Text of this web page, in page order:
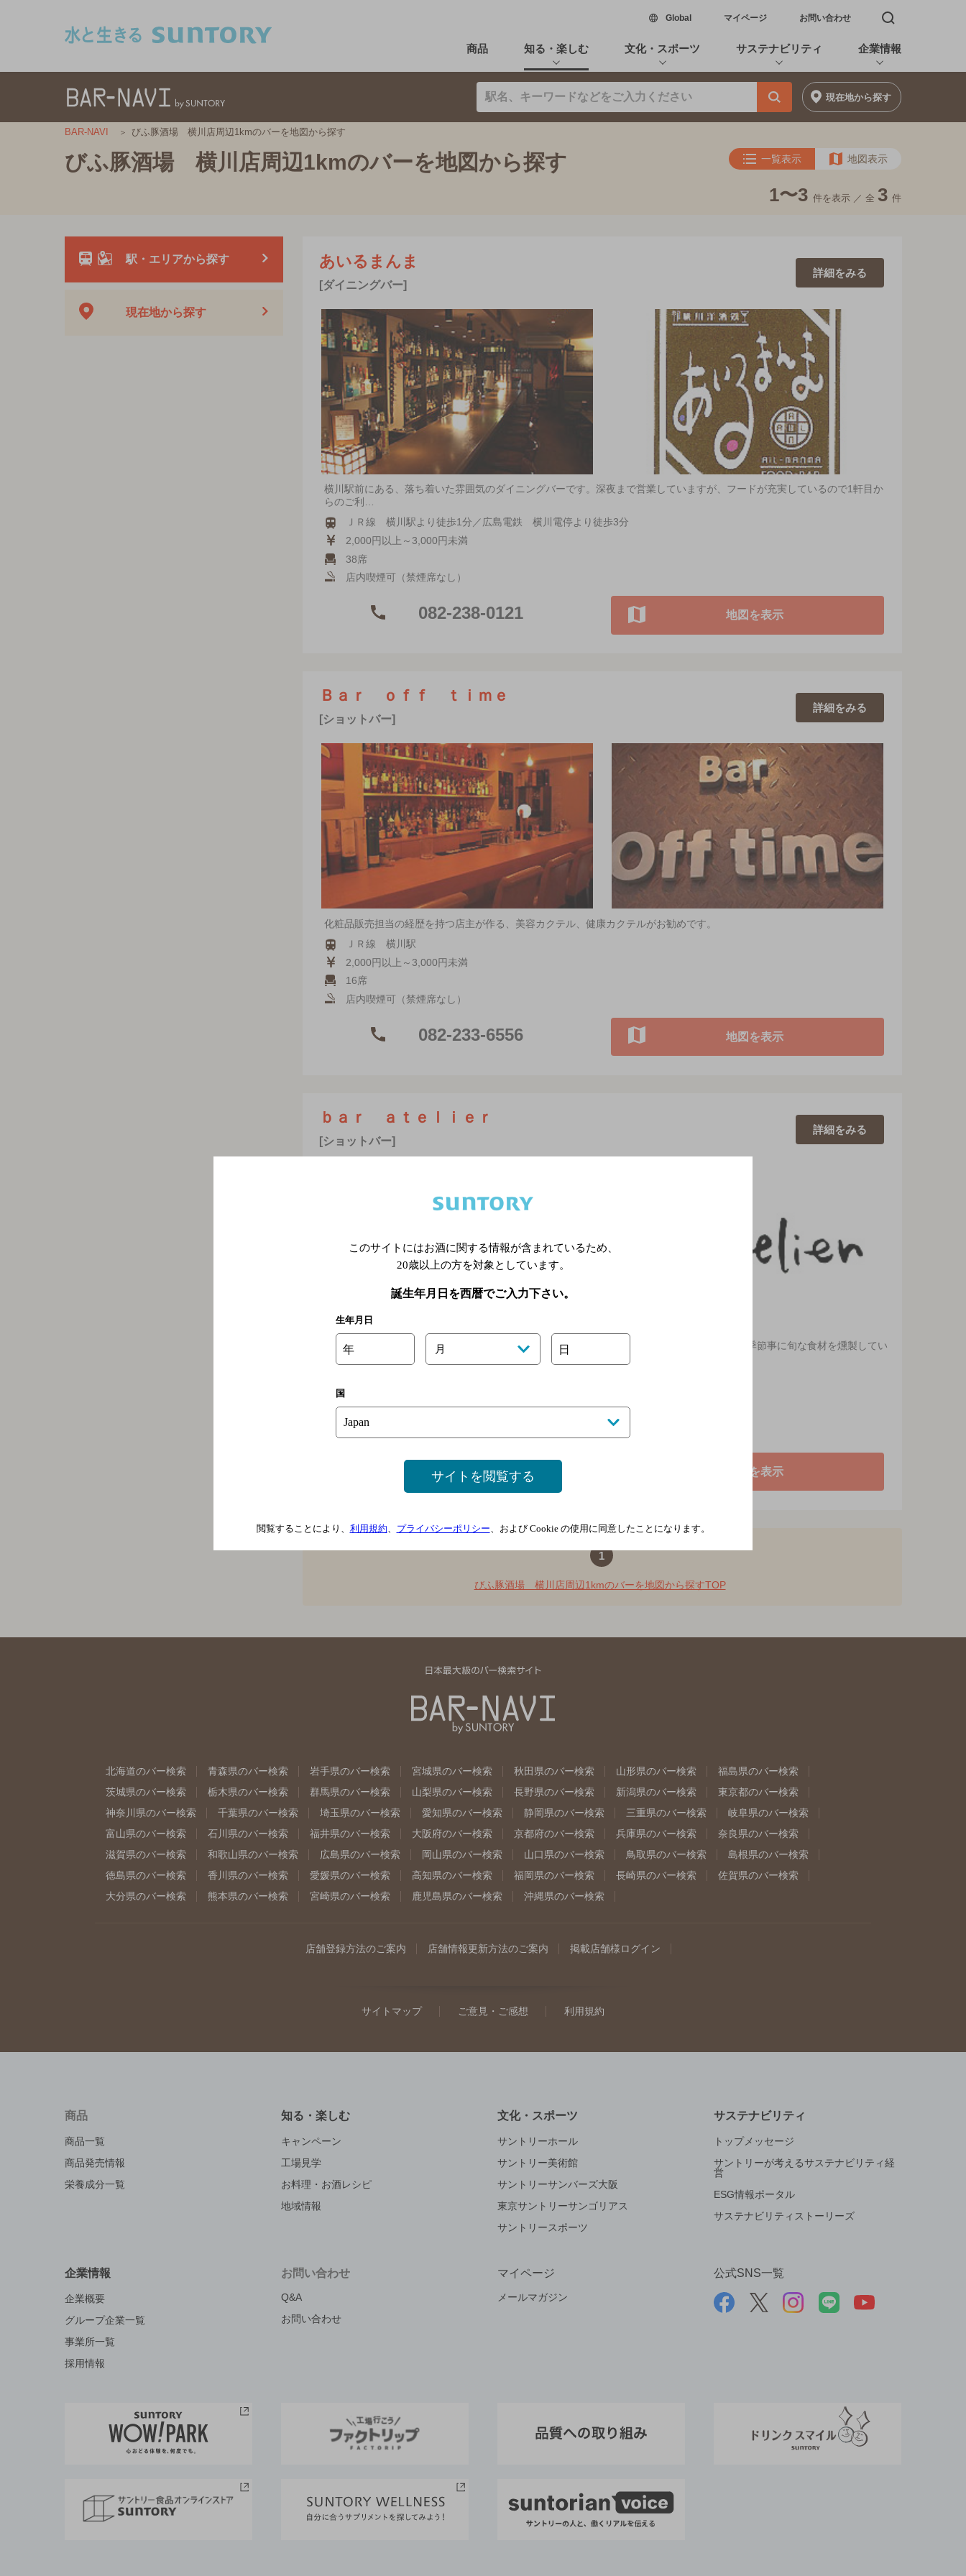
Global新しいウィンドウで開く
マイページ お問い合わせ 検索窓を開く
商品 知る・楽しむ 文化・スポーツ サステナビリティ 企業情報
現在地から探す
BAR-NAVI びふ豚酒場 横川店周辺1kmのバーを地図から探す
びふ豚酒場 横川店周辺1kmのバーを地図から探す 一覧表示 地図表示
1〜3 件を表示 ／ 全 3 件
駅・エリアから探す
現在地から探す
あいるまんま
[ダイニングバー]
詳細をみる
横川駅前にある、落ち着いた雰囲気のダイニングバーです。深夜まで営業していますが、フードが充実しているので1軒目か
らのご利…
ＪＲ線 横川駅より徒歩1分／広島電鉄 横川電停より徒歩3分
2,000円以上～3,000円未満
38席
店内喫煙可（禁煙席なし）
082-238-0121 地図を表示
Ｂａｒ ｏｆｆ ｔｉｍｅ
[ショットバー]
詳細をみる
化粧品販売担当の経歴を持つ店主が作る、美容カクテル、健康カクテルがお勧めです。
ＪＲ線 横川駅
2,000円以上～3,000円未満
16席
店内喫煙可（禁煙席なし）
082-233-6556 地図を表示
ｂａｒ ａｔｅｌｉｅｒ
[ショットバー]
詳細をみる
横川駅前にある隠れ家的BARアトリエでは、お酒は勿論、人気の自家製燻製は定番品を始め、季節事に旬な食材を燻製してい
ます。…
24席
082-295-7488 地図を表示
1
びふ豚酒場 横川店周辺1kmのバーを地図から探すTOP
北海道のバー検索 青森県のバー検索 岩手県のバー検索 宮城県のバー検索 秋田県のバー検索 山形県のバー検索
福島県のバー検索
茨城県のバー検索
栃木県のバー検索 群馬県のバー検索 山梨県のバー検索 長野県のバー検索 新潟県のバー検索
東京都のバー検索
神奈川県のバー検索
千葉県のバー検索 埼玉県のバー検索 愛知県のバー検索 静岡県のバー検索 三重県のバー検索
岐阜県のバー検索
富山県のバー検索
石川県のバー検索 福井県のバー検索 大阪府のバー検索 京都府のバー検索 兵庫県のバー検索
奈良県のバー検索
滋賀県のバー検索
和歌山県のバー検索 広島県のバー検索 岡山県のバー検索 山口県のバー検索 鳥取県のバー検索
島根県のバー検索
徳島県のバー検索
香川県のバー検索 愛媛県のバー検索 高知県のバー検索 福岡県のバー検索 長崎県のバー検索
佐賀県のバー検索
大分県のバー検索
熊本県のバー検索 宮崎県のバー検索 鹿児島県のバー検索 沖縄県のバー検索
店舗登録方法のご案内 店舗情報更新方法のご案内 掲載店舗様ログイン
サイトマップ ご意見・ご感想 利用規約
商品
商品一覧
商品発売情報
栄養成分一覧
知る・楽しむ
キャンペーン
工場見学
お料理・お酒レシピ
地域情報
文化・スポーツ
サントリーホール
サントリー美術館
サントリーサンバーズ大阪
東京サントリーサンゴリアス
サントリースポーツ
サステナビリティ
トップメッセージ
サントリーが考えるサステナビリティ経
営
ESG情報ポータル
サステナビリティストーリーズ
企業情報
企業概要
グループ企業一覧
事業所一覧
採用情報
お問い合わせ
Q&A
お問い合わせ
マイページ
メールマガジン
公式SNS一覧
このサイトにはお酒に関する情報が含まれているため、
20歳以上の方を対象としています。
誕生年月日を西暦でご入力下さい。
生年月日
年 月 日
国
サイトを閲覧する
閲覧することにより、 利用規約 プライバシーポリシー 、および Cookie の使用に同意したことになります。